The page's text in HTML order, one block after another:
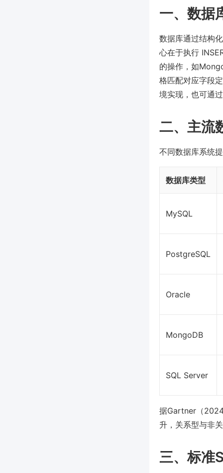
一、数据
数据库通过结构
心在于执行
的操作，如
格匹配对应字段
境实现，也可通
二、主流
不同数据库系统
数据库类型
MySQL
PostgreSQL
Oracle
MongoDB
SQL Server
据Gartner（
升，关系型与非
三、标准